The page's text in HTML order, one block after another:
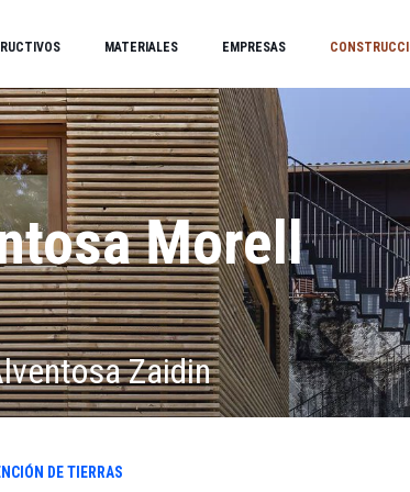
MATERIALES EMPRESAS
Morell
Zaidin
DE TIERRAS